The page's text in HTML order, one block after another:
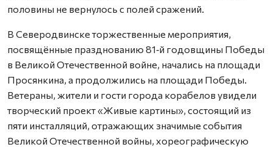
половины не вернулось с полей сражений.
В Северодвинске торжественные мероприятия,
посвящённые празднованию 81‑й годовщины Победы
в Великой Отечественной войне, начались на площади
Просянкина, а продолжились на площади Победы.
Ветераны, жители и гости города корабелов увидели
творческий проект «Живые картины», состоящий из
пяти инсталляций, отражающих значимые события
Великой Отечественной войны, хореографическую